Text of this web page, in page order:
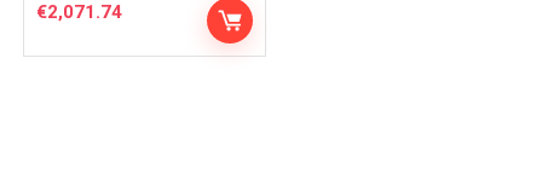
€2,071.74